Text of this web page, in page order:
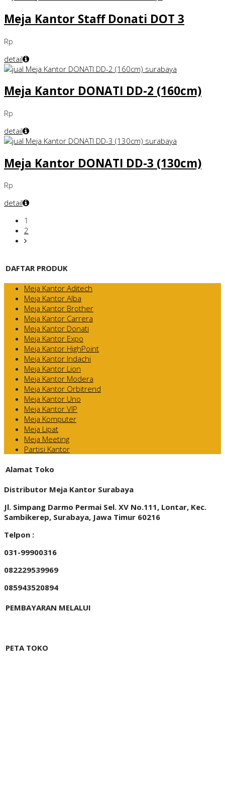
Meja Kantor Staff Donati DOT 3
Rp
detail
Meja Kantor DONATI DD-2 (160cm)
Rp
detail
Meja Kantor DONATI DD-3 (130cm)
Rp
detail
1
2
DAFTAR PRODUK
Meja Kantor Aditech
Meja Kantor Alba
Meja Kantor Brother
Meja Kantor Carrera
Meja Kantor Donati
Meja Kantor Expo
Meja Kantor HighPoint
Meja Kantor Indachi
Meja Kantor Lion
Meja Kantor Modera
Meja Kantor Orbitrend
Meja Kantor Uno
Meja Kantor VIP
Meja Komputer
Meja Lipat
Meja Meeting
Partisi Kantor
Alamat Toko
Distributor Meja Kantor Surabaya
Jl. Simpang Darmo Permai Sel. XV No.111, Lontar, Kec.
Sambikerep, Surabaya, Jawa Timur 60216
Telpon :
031-99900316
082229539969
085943520894
PEMBAYARAN MELALUI
PETA TOKO